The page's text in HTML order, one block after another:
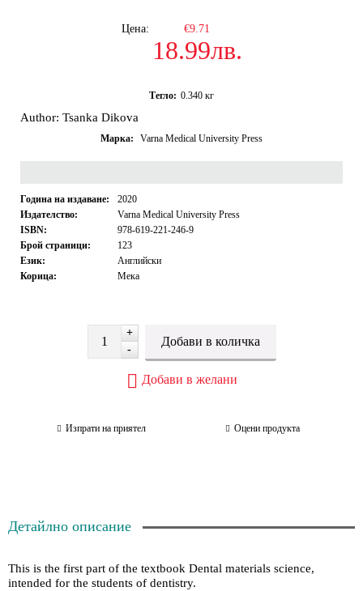
Цена: €9.71
18.99лв.
Тегло: 0.340 кг
Author: Tsanka Dikova
Марка: Varna Medical University Press
Година на издаване:
2020
Издателство:
Varna Medical University Press
ISBN:
978-619-221-246-9
Брой страници:
123
Език:
Английски
Корица:
Мека
+
-
Добави в желани
Изпрати на приятел Оцени продукта
Детайлно описание
This is the first part of the textbook Dental materials science,
intended for the students of dentistry.